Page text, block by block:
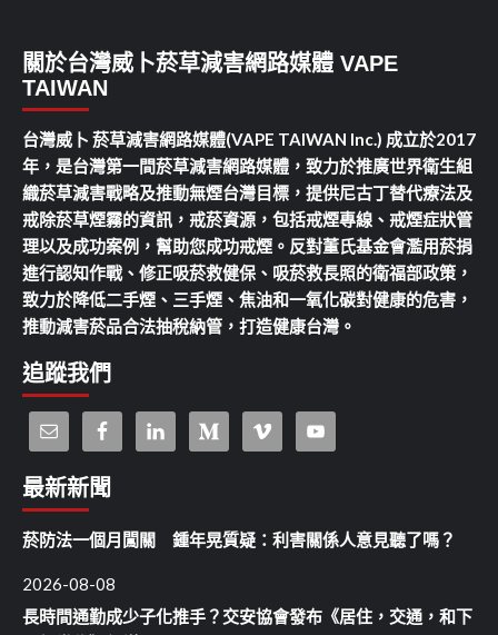
關於台灣威卜菸草減害網路媒體 VAPE
TAIWAN
台灣威卜 菸草減害網路媒體(VAPE TAIWAN Inc.) 成立於2017
年，是台灣第一間菸草減害網路媒體，致力於推廣世界衛生組
織菸草減害戰略及推動無煙台灣目標，提供尼古丁替代療法及
戒除菸草煙霧的資訊，戒菸資源，包括戒煙專線、戒煙症狀管
理以及成功案例，幫助您成功戒煙。反對董氏基金會濫用菸捐
進行認知作戰、修正吸菸救健保、吸菸救長照的衛福部政策，
致力於降低二手煙、三手煙、焦油和一氧化碳對健康的危害，
推動減害菸品合法抽稅納管，打造健康台灣。
追蹤我們
最新新聞
菸防法一個月闖關 鍾年晃質疑：利害關係人意見聽了嗎？
2026-08-08
長時間通勤成少子化推手？交安協會發布《居住，交通，和下